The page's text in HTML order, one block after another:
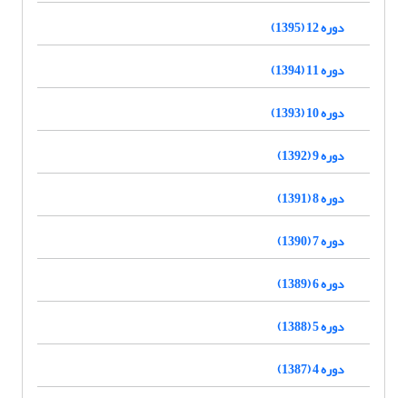
دوره 12 (1395)
دوره 11 (1394)
دوره 10 (1393)
دوره 9 (1392)
دوره 8 (1391)
دوره 7 (1390)
دوره 6 (1389)
دوره 5 (1388)
دوره 4 (1387)